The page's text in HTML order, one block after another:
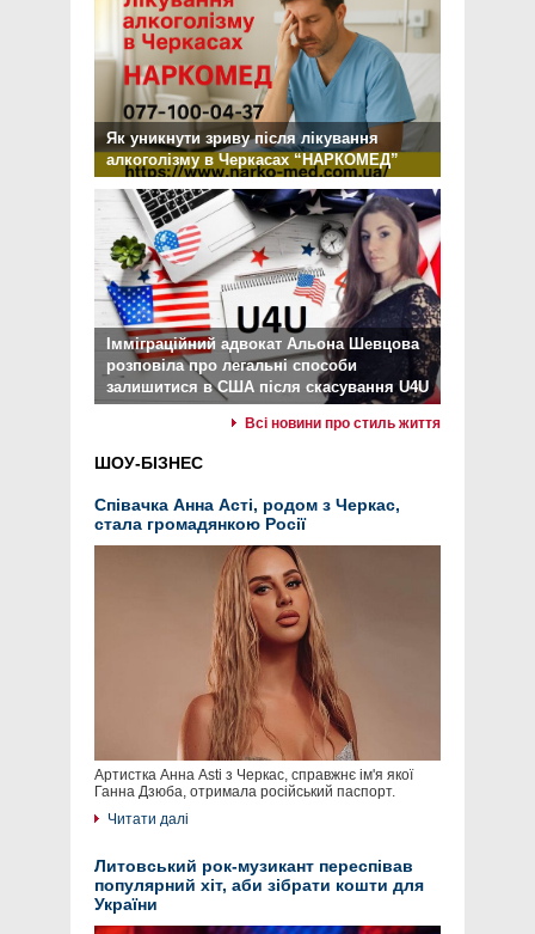
Як уникнути зриву після лікування
алкоголізму в Черкасах “НАРКОМЕД”
Імміграційний адвокат Альона Шевцова
розповіла про легальні способи
залишитися в США після скасування U4U
Всі новини про стиль життя
ШОУ-БІЗНЕС
Співачка Анна Асті, родом з Черкас,
стала громадянкою Росії
Артистка Анна Asti з Черкас, справжнє ім'я якої
Ганна Дзюба, отримала російський паспорт.
Читати далі
Литовський рок-музикант переспівав
популярний хіт, аби зібрати кошти для
України